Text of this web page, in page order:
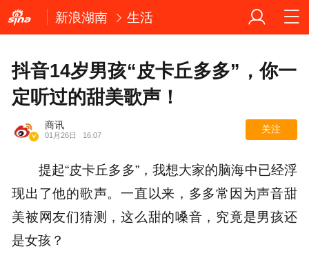
新浪湖南 生活
抖音14岁男孩“皮卡丘多多”，你一
定听过的甜美歌声！
商讯
01月26日 16:07
关注
提起“皮卡丘多多”，我想大家的脑海中已经浮
现出了他的歌声。一直以来，多多常因为声音甜
美被网友们猜测，这么甜的嗓音，究竟是男孩还
是女孩？